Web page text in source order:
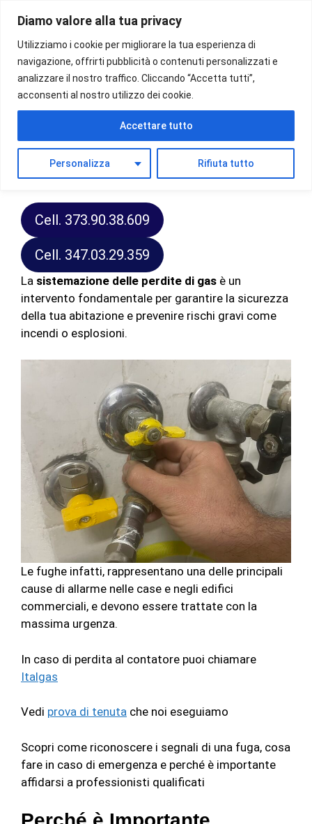
Diamo valore alla tua privacy
Utilizziamo i cookie per migliorare la tua esperienza di
navigazione, offrirti pubblicità o contenuti personalizzati e
analizzare il nostro traffico. Cliccando “Accetta tutti”,
acconsenti al nostro utilizzo dei cookie.
Personalizza Rifiuta tutto
Accettare tutto
contenuto
Riparazione perdite di gas
Se ti serve un servizio di
riparazione perdite di gas
a Torino puoi contattarci ai seguenti numeri:
Cell. 373.90.38.609
Cell. 347.03.29.359
La sistemazione delle perdite di gas è un
intervento fondamentale per garantire la sicurezza
della tua abitazione e prevenire rischi gravi come
incendi o esplosioni.
Le fughe infatti, rappresentano una delle principali
cause di allarme nelle case e negli edifici
commerciali, e devono essere trattate con la
massima urgenza.
In caso di perdita al contatore puoi chiamare
Italgas
Vedi prova di tenuta che noi eseguiamo
Scopri come riconoscere i segnali di una fuga, cosa
fare in caso di emergenza e perché è importante
affidarsi a professionisti qualificati